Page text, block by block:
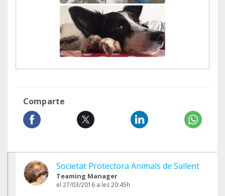
Comparte
Societat Protectora Animals de Sallent
Teaming Manager
el 27/03/2016 a les 20:45h